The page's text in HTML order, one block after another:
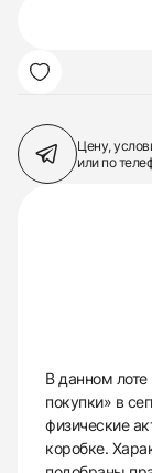
Цену,
или по
В данном
покупки» в
физические
коробке.